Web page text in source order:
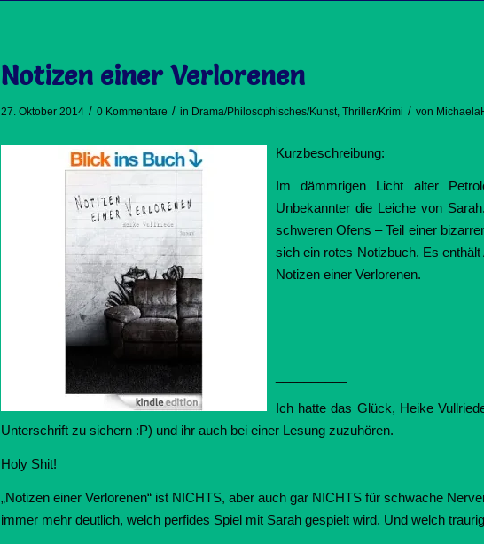
Notizen einer Verlorenen
27. Oktober 2014 / 0 Kommentare / in Drama/Philosophisches/Kunst, Thriller/Krimi / von
Kurzbeschreibung:
Im dämmrigen Licht alter
Unbekannter die Leiche von
schweren Ofens – Teil einer
sich ein rotes Notizbuch. Es
Notizen einer Verlorenen.
Ich hatte das Glück, Heike
Unterschrift zu sichern :P) und ihr auch bei einer Lesung zuzuhören.
Holy Shit!
„Notizen einer Verlorenen“ ist NICHTS, aber auch gar NICHTS für schwache
immer mehr deutlich, welch perfides Spiel mit Sarah gespielt wird. Und welch